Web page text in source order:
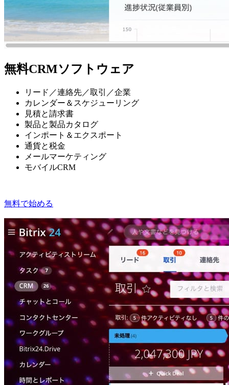
無料CRMソフトウェア
リード／連絡先／取引／企業
カレンダー＆スケジューリング
見積と請求書
製品と製品カタログ
インポート＆エクスポート
通貨と税金
メールマーケティング
モバイルCRM
無料で始める